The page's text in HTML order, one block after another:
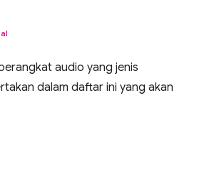
audio yang jenis
dalam daftar ini yang akan